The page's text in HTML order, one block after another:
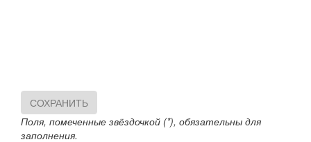
СОХРАНИТЬ
Поля, помеченные звёздочкой (*), обязательны для
заполнения.